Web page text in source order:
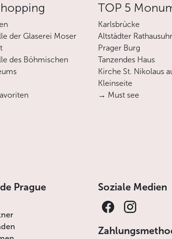
der Glaserei Moser
des Böhmischen
TOP 5
Karlsbrücke
Altstädter Rathausuhr
Prager Burg
Tanzendes Haus
Kirche St. Nikolaus
Kleinseite
→ Must see
Prague Soziale Medien